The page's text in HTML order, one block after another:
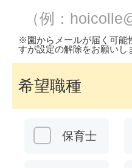
（例：
※園からメールが届く可能
すが設定の解除をお願いし
希望職種
保育士